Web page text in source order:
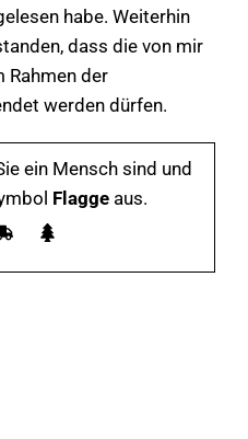
habe. Weiterhin
dass die von mir
Rahmen der
werden dürfen.
ein Mensch sind und
Flagge aus.